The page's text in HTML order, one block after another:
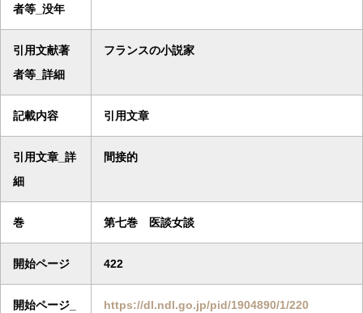
者等_没年
引用文献著
者等_詳細
フランスの小説家
記載内容 引用文章
引用文章_詳
細
間接的
巻 第七巻 医談女談
開始ページ 422
開始ページ_
https://dl.ndl.go.jp/pid/1904890/1/220